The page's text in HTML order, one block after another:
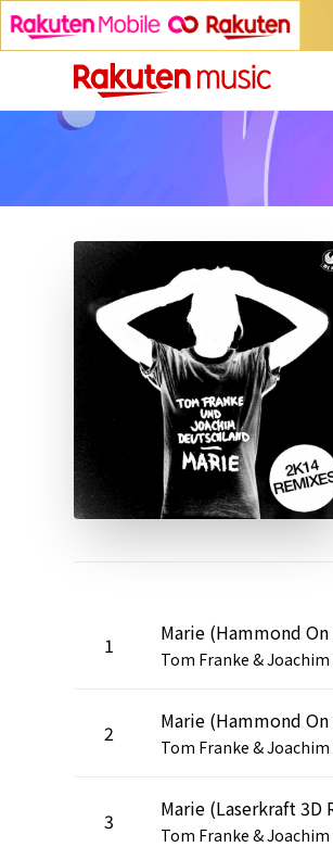
1 Marie (Hammond
Tom Franke &
2 Marie (Hammond
Tom Franke &
3 Marie (Laserkraft 3D
Tom Franke &